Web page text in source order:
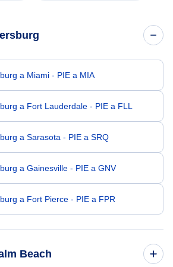
a Miami - PIE a MIA
a Fort Lauderdale - PIE a FLL
a Sarasota - PIE a SRQ
a Gainesville - PIE a GNV
a Fort Pierce - PIE a FPR
Beach